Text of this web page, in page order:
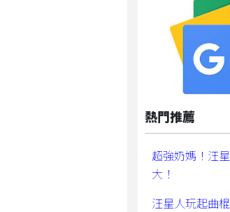
熱門推薦
超強奶媽！汪
大！
汪星人玩起曲